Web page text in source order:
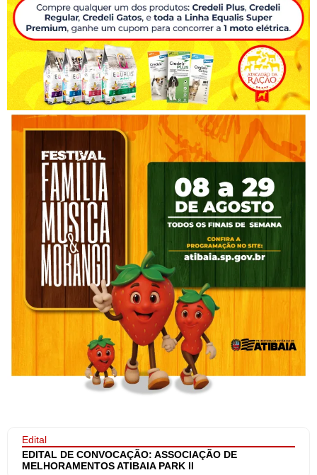
Edital
EDITAL DE CONVOCAÇÃO: ASSOCIAÇÃO DE
MELHORAMENTOS ATIBAIA PARK II